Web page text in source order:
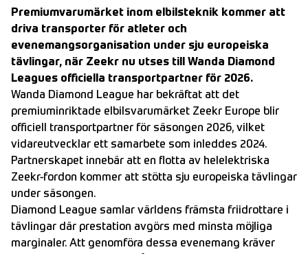
Premiumvarumärket inom elbilsteknik kommer att
driva transporter för atleter och
evenemangsorganisation under sju europeiska
tävlingar, när Zeekr nu utses till Wanda Diamond
Leagues officiella transportpartner för 2026.
Wanda Diamond League har bekräftat att det
premiuminriktade elbilsvarumärket Zeekr Europe blir
officiell transportpartner för säsongen 2026, vilket
vidareutvecklar ett samarbete som inleddes 2024.
Partnerskapet innebär att en flotta av helelektriska
Zeekr-fordon kommer att stötta sju europeiska tävlingar
under säsongen.
Diamond League samlar världens främsta friidrottare i
tävlingar där prestation avgörs med minsta möjliga
marginaler. Att genomföra dessa evenemang kräver